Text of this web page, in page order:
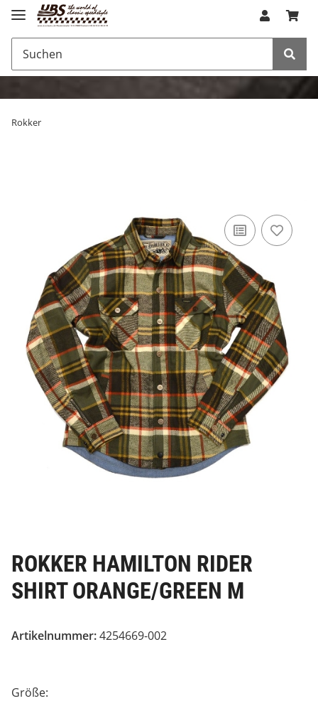
Rokker
ROKKER HAMILTON RIDER
SHIRT ORANGE/GREEN M
Artikelnummer:4254669-002
Größe: